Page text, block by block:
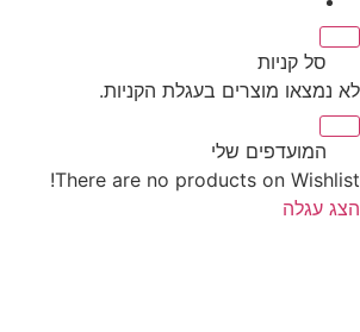
סל קניות‬
לא נמצאו מוצרים בעגלת הקניות.
המועדפים שלי
There are no products on Wishlist!
הצג עגלה